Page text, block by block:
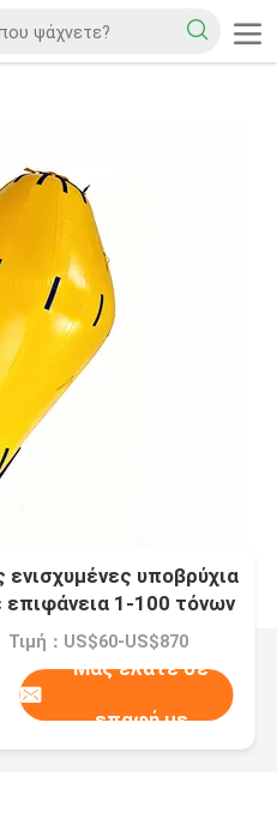
υποβρύχια
1-100 τόνων
αεροσακούλες
Τιμή：US$60-US$870
Μας ελάτε σε
επαφή με